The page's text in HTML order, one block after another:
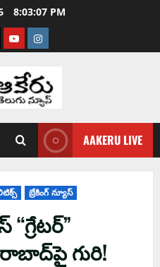
8:03:08 PM
AAKERU LIVE
బ్రేకింగ్ న్యూస్
“గ్రేటర్‌”
గురి!